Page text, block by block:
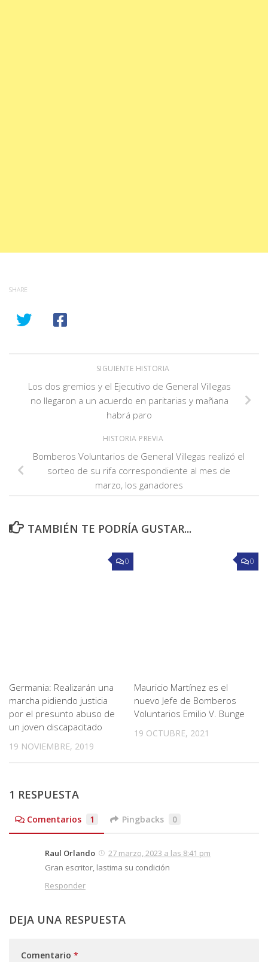
SHARE
SIGUIENTE HISTORIA
Los dos gremios y el Ejecutivo de General Villegas
no llegaron a un acuerdo en paritarias y mañana
habrá paro
HISTORIA PREVIA
Bomberos Voluntarios de General Villegas realizó el
sorteo de su rifa correspondiente al mes de
marzo, los ganadores
TAMBIÉN TE PODRÍA GUSTAR...
0
Germania: Realizarán una
marcha pidiendo justicia
por el presunto abuso de
un joven discapacitado
19 NOVIEMBRE, 2019
0
Mauricio Martínez es el
nuevo Jefe de Bomberos
Voluntarios Emilio V. Bunge
19 OCTUBRE, 2021
1 RESPUESTA
Comentarios 1 Pingbacks 0
Raul Orlando
27 marzo, 2023 a las 8:41 pm
Gran escritor, lastima su condición
Responder
DEJA UNA RESPUESTA
Comentario *